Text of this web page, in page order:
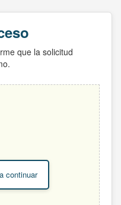
que la solicitud
continuar